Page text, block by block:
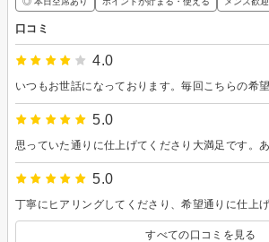
口コミ
4.0
5.0
5.0
すべての口コミを見る